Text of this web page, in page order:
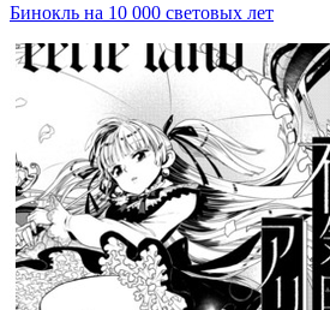
Бинокль на 10 000 световых лет